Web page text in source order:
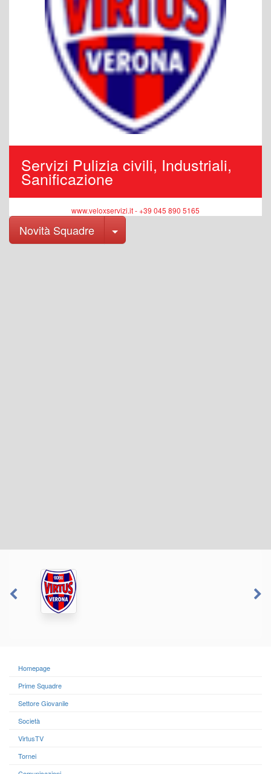
Servizi Pulizia civili, Industriali,
Sanificazione
www.veloxservizi.it - +39 045 890 5165
Novità Squadre Toggle Dropdown
Homepage
Prime Squadre
Settore Giovanile
Società
VirtusTV
Tornei